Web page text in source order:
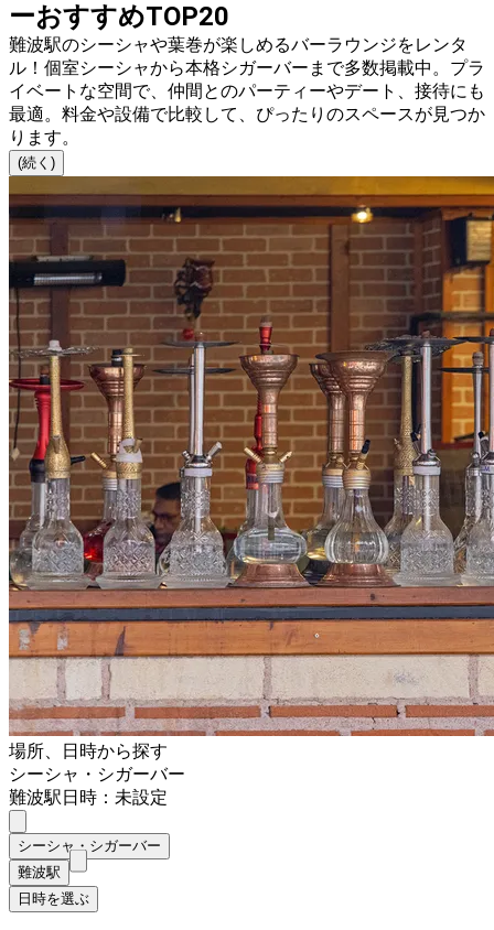
ーおすすめTOP20
難波駅のシーシャや葉巻が楽しめるバーラウンジをレンタ
ル！個室シーシャから本格シガーバーまで多数掲載中。プラ
イベートな空間で、仲間とのパーティーやデート、接待にも
最適。料金や設備で比較して、ぴったりのスペースが見つか
ります。
(続く)
場所、日時から探す
シーシャ・シガーバー
難波駅日時：未設定
シーシャ・シガーバー
難波駅
日時を選ぶ